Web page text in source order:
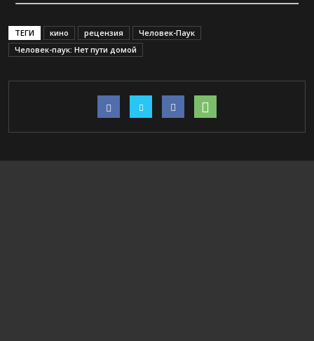
ТЕГИ кино рецензия
Человек-Паук
Человек-паук: Нет пути домой